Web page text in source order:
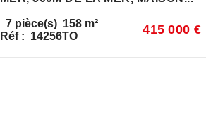
7 pièce(s) 158 m²
Réf : 14256TO 415 000 €